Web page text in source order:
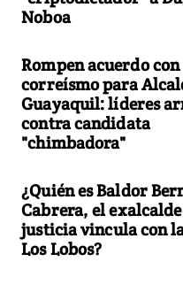
Noboa
Rompen acuerdo con
correísmo para
Guayaquil: líderes
contra candidata
"chimbadora"
¿Quién es Baldor
Cabrera, el
justicia vincula con
Los Lobos?